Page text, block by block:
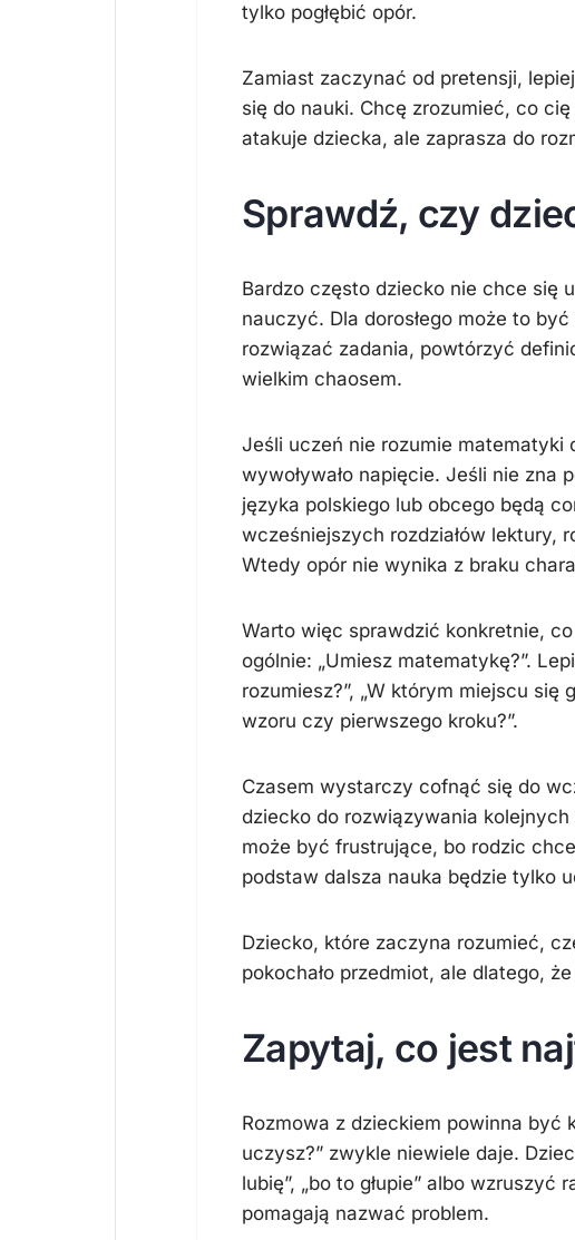
tylko pogłębić opór.
Zamiast zaczynać od pretensji,
się do nauki. Chcę zrozumieć, co
atakuje dziecka, ale zaprasza do
Sprawdź, czy
Bardzo często dziecko nie chce się
nauczyć. Dla dorosłego może to
rozwiązać zadania, powtórzyć
wielkim chaosem.
Jeśli uczeń nie rozumie matematyki
wywoływało napięcie. Jeśli nie
języka polskiego lub obcego będą
wcześniejszych rozdziałów lektury,
Wtedy opór nie wynika z braku
Warto więc sprawdzić konkretnie,
ogólnie: „Umiesz matematykę?”.
rozumiesz?”, „W którym miejscu się
wzoru czy pierwszego kroku?”.
Czasem wystarczy cofnąć się do
dziecko do rozwiązywania
może być frustrujące, bo rodzic
podstaw dalsza nauka będzie tylko
Dziecko, które zaczyna rozumieć,
pokochało przedmiot, ale dlatego,
Zapytaj, co jest
Rozmowa z dzieckiem powinna być
uczysz?” zwykle niewiele daje.
lubię”, „bo to głupie” albo
pomagają nazwać problem.